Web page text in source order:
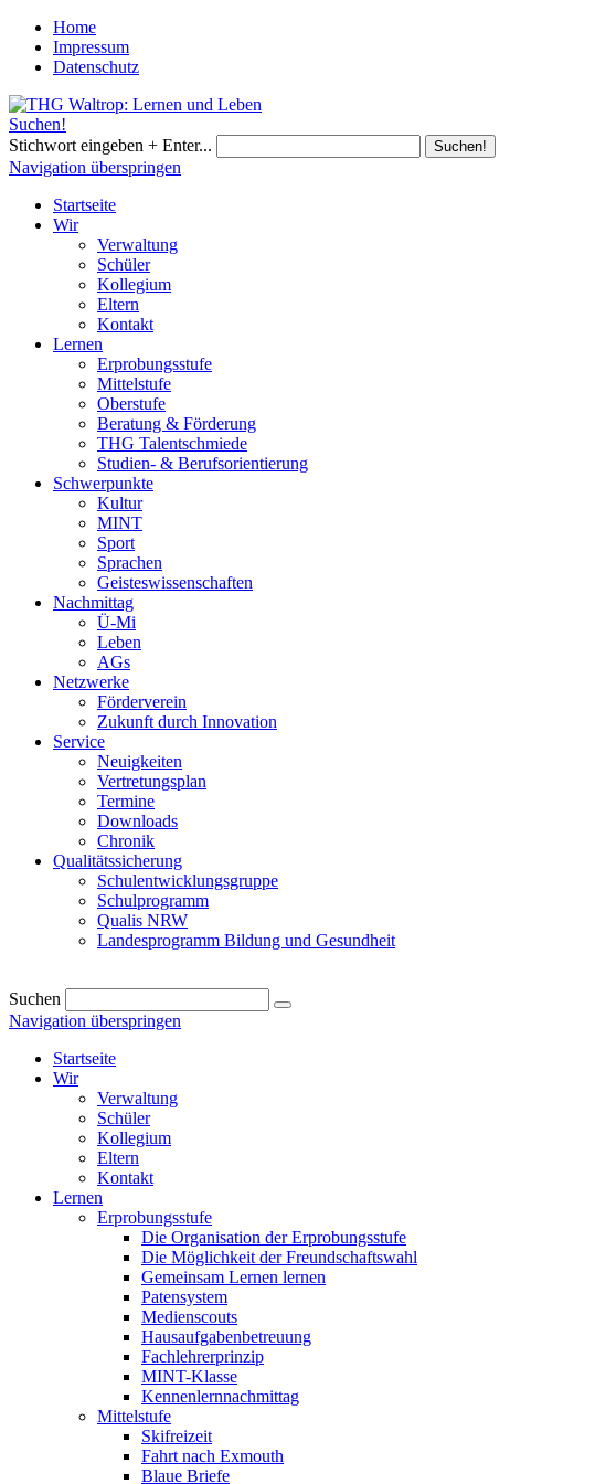
Home
Impressum
Datenschutz
Suchen!
Stichwort eingeben + Enter...
Suchen!
Navigation überspringen
Startseite
Wir
Verwaltung
Schüler
Kollegium
Eltern
Kontakt
Lernen
Erprobungsstufe
Mittelstufe
Oberstufe
Beratung & Förderung
THG Talentschmiede
Studien- & Berufsorientierung
Schwerpunkte
Kultur
MINT
Sport
Sprachen
Geisteswissenschaften
Nachmittag
Ü-Mi
Leben
AGs
Netzwerke
Förderverein
Zukunft durch Innovation
Service
Neuigkeiten
Vertretungsplan
Termine
Downloads
Chronik
Qualitätssicherung
Schulentwicklungsgruppe
Schulprogramm
Qualis NRW
Landesprogramm Bildung und Gesundheit
Suchen
Navigation überspringen
Startseite
Wir
Verwaltung
Schüler
Kollegium
Eltern
Kontakt
Lernen
Erprobungsstufe
Die Organisation der Erprobungsstufe
Die Möglichkeit der Freundschaftswahl
Gemeinsam Lernen lernen
Patensystem
Medienscouts
Hausaufgabenbetreuung
Fachlehrerprinzip
MINT-Klasse
Kennenlernnachmittag
Mittelstufe
Skifreizeit
Fahrt nach Exmouth
Blaue Briefe